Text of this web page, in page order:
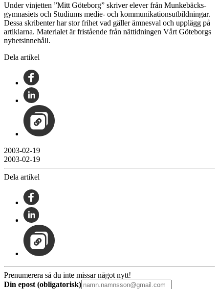
Under vinjetten ”Mitt Göteborg” skriver elever från Munkebäcks-
gymnasiets och Studiums medie- och kommunikationsutbildningar.
Dessa skribenter har stor frihet vad gäller ämnesval och upplägg på
artiklarna. Materialet är fristående från nättidningen Vårt Göteborgs
nyhetsinnehåll.
Dela artikel
2003-02-19
2003-02-19
Dela artikel
Prenumerera så du inte missar något nytt!
Din epost (obligatorisk)